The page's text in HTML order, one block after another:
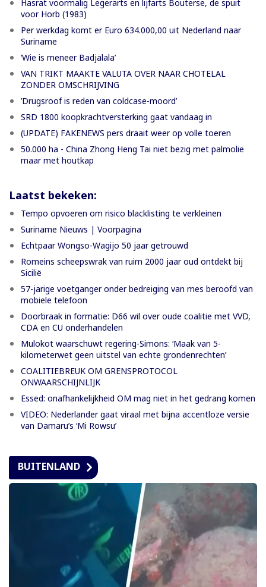
Hasrat voormalig Legerarts en lijfarts Bouterse, de spuit
voor Horb (1983)
Per werkdag komt er Euro 634.000,00 uit Nederland naar
Suriname
‘Wie is meneer Badjalala’
VAN TRIKT MAAKTE VALUTA OVER NAAR CHOTELAL
ZONDER OMSCHRIJVING
’Drugsroof is reden van coldcase-moord’
SRD 1800 koopkrachtversterking gaat vandaag in
(UPDATE) FAKENEWS pers draait weer op volle toeren
50.000 ha - China Zhong Heng Tai niet bezig met palmolie
maar met houtkap
Laatst bekeken:
Tempo opvoeren om risico blacklisting te verkleinen
Suriname Nieuws | Voorpagina
Echtpaar Wongso-Wagijo 50 jaar getrouwd
Romeins scheepswrak van ruim 2000 jaar oud ontdekt bij
Sicilië
57-jarige voetganger onder bedreiging van mes beroofd van
mobiele telefoon
Doorbraak in formatie: D66 wil over oude coalitie met VVD,
CDA en CU onderhandelen
Mulokot waarschuwt regering-Simons: ‘Maak van 5-
kilometerwet geen uitstel van echte grondenrechten’
COALITIEBREUK OM GRENSPROTOCOL
ONWAARSCHIJNLIJK
Essed: onafhankelijkheid OM mag niet in het gedrang komen
VIDEO: Nederlander gaat viraal met bijna accentloze versie
van Damaru’s ‘Mi Rowsu’
BUITENLAND